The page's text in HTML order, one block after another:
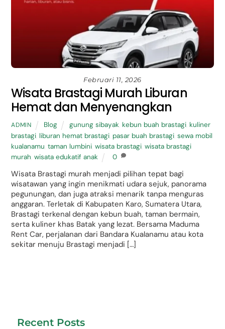
Februari 11, 2026
Wisata Brastagi Murah Liburan
Hemat dan Menyenangkan
ADMIN Blog gunung sibayak, kebun buah brastagi, kuliner
brastagi liburan hemat brastagi pasar buah brastagi ,sewa mobil
kualanamu ,taman lumbini ,wisata brastagi ,wisata brastagi
murah ,wisata edukatif anak 0
Wisata Brastagi murah menjadi pilihan tepat bagi
wisatawan yang ingin menikmati udara sejuk, panorama
pegunungan, dan juga atraksi menarik tanpa menguras
anggaran. Terletak di Kabupaten Karo, Sumatera Utara,
Brastagi terkenal dengan kebun buah, taman bermain,
serta kuliner khas Batak yang lezat. Bersama Maduma
Rent Car, perjalanan dari Bandara Kualanamu atau kota
sekitar menuju Brastagi menjadi […]
Recent Posts